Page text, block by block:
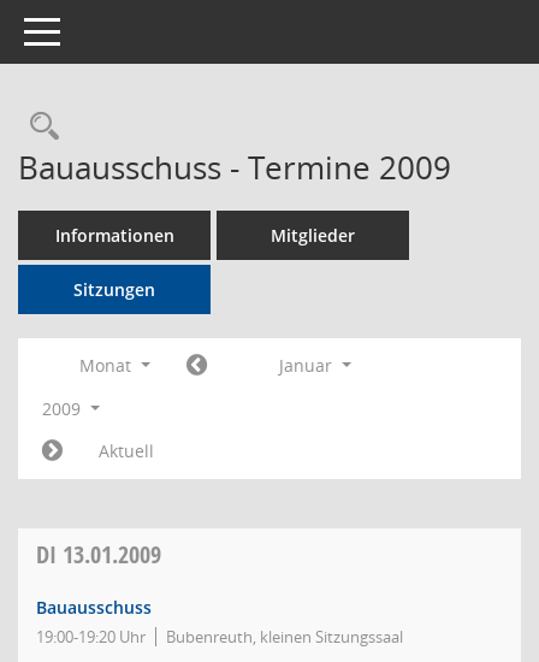
Toggle navigation
Rechercheauswahl
Bauausschuss - Termine 2009
Informationen Mitglieder
Sitzungen
Monat
Januar
2009
Aktuell
DI 13.01.2009
Bauausschuss
19:00-19:20 Uhr Bubenreuth, kleinen Sitzungssaal